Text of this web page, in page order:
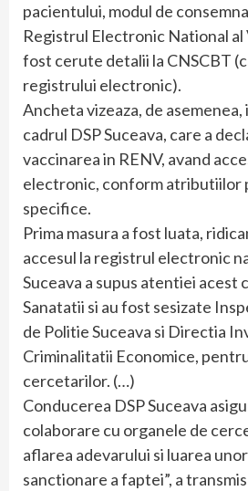
pacientului, modul de
Registrul Electronic National al
fost cerute detalii la CNSCBT
registrului electronic).
Ancheta vizeaza, de asemenea,
cadrul DSP Suceava, care a
vaccinarea in RENV, avand
electronic, conform atributiilor
specifice.
Prima masura a fost luata,
accesul la registrul electronic
Suceava a supus atentiei acest
Sanatatii si au fost sesizate
de Politie Suceava si Directia
Criminalitatii Economice,
cercetarilor. (…)
Conducerea DSP Suceava
colaborare cu organele de
aflarea adevarului si luarea
sanctionare a faptei”, a